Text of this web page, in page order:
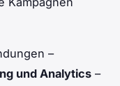
–
und Analytics –